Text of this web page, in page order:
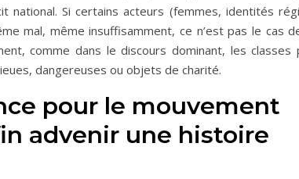
Si certains acteurs (femmes, identités
mal, même insuffisamment, ce n’est pas le cas
comme dans le discours dominant, les classes
dangereuses ou objets de charité.
pour le mouvement
advenir une histoire